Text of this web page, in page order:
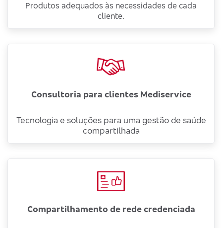
Produtos adequados às necessidades de cada
cliente.
Consultoria para clientes Mediservice
Tecnologia e soluções para uma gestão de saúde
compartilhada
Compartilhamento de rede credenciada